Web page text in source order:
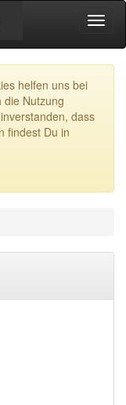
helfen uns bei
die Nutzung
dass
findest Du in